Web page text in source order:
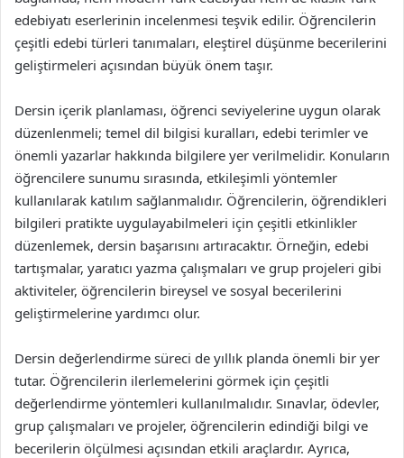
edebiyatı eserlerinin incelenmesi teşvik edilir. Öğrencilerin
çeşitli edebi türleri tanımaları, eleştirel düşünme becerilerini
geliştirmeleri açısından büyük önem taşır.
Dersin içerik planlaması, öğrenci seviyelerine uygun olarak
düzenlenmeli; temel dil bilgisi kuralları, edebi terimler ve
önemli yazarlar hakkında bilgilere yer verilmelidir. Konuların
öğrencilere sunumu sırasında, etkileşimli yöntemler
kullanılarak katılım sağlanmalıdır. Öğrencilerin, öğrendikleri
bilgileri pratikte uygulayabilmeleri için çeşitli etkinlikler
düzenlemek, dersin başarısını artıracaktır. Örneğin, edebi
tartışmalar, yaratıcı yazma çalışmaları ve grup projeleri gibi
aktiviteler, öğrencilerin bireysel ve sosyal becerilerini
geliştirmelerine yardımcı olur.
Dersin değerlendirme süreci de yıllık planda önemli bir yer
tutar. Öğrencilerin ilerlemelerini görmek için çeşitli
değerlendirme yöntemleri kullanılmalıdır. Sınavlar, ödevler,
grup çalışmaları ve projeler, öğrencilerin edindiği bilgi ve
becerilerin ölçülmesi açısından etkili araçlardır. Ayrıca,